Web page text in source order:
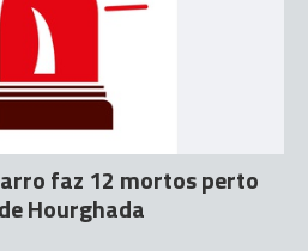
faz 12 mortos perto
Hourghada